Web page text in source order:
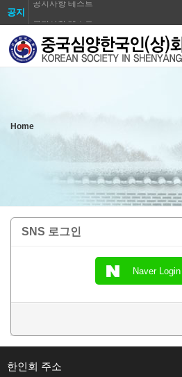
공지
공지사항 테스트
공지사항 테스트
공지사항 테스트
공지사항 테스트
공지사항 테스트
Home
SNS 로그인
Naver Login
한인회 주소